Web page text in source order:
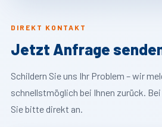
DIREKT KONTAKT
Jetzt Anfrage
Schildern Sie uns Ihr Problem – wir
schnellstmöglich bei Ihnen zurück.
Sie bitte direkt an.